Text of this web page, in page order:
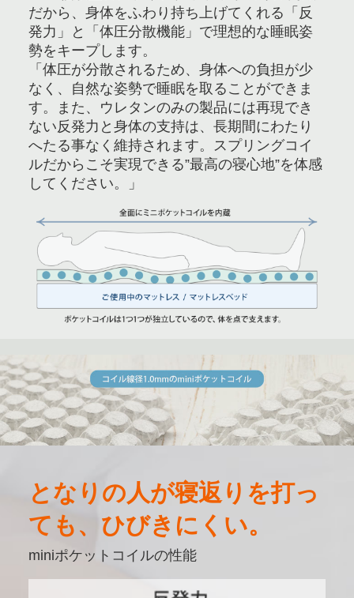
だから、身体をふわり持ち上げてくれる「反
発力」と「体圧分散機能」で理想的な睡眠姿
勢をキープします。
「体圧が分散されるため、身体への負担が少
なく、自然な姿勢で睡眠を取ることができま
す。また、ウレタンのみの製品には再現でき
ない反発力と身体の支持は、長期間にわたり
へたる事なく維持されます。スプリングコイ
ルだからこそ実現できる”最高の寝心地”を体感
してください。」
となりの人が寝返りを打っ
ても、ひびきにくい。
miniポケットコイルの性能